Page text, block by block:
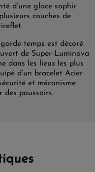
d’une glace saphir
couches de
temps est décoré
de Super-Luminova
dans les lieux les plus
d’un bracelet Acier
et mécanisme
des poussoirs.